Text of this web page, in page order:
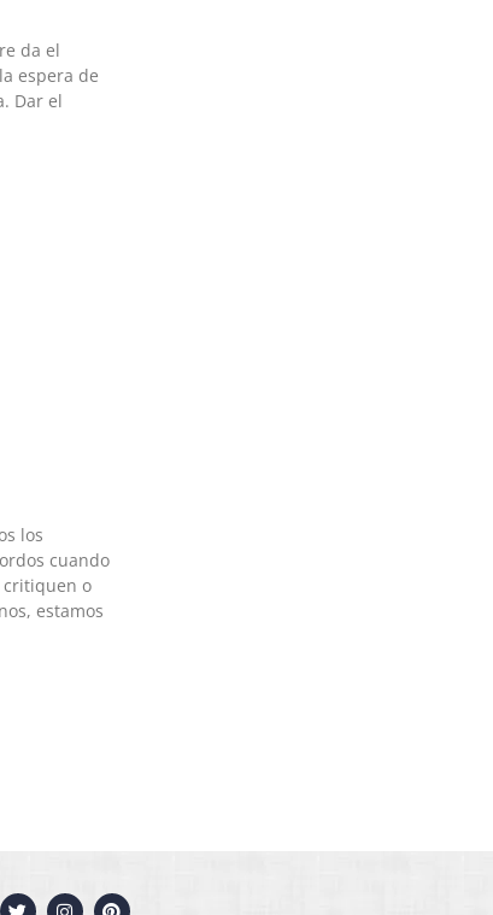
da el
espera de
Dar el
los
cuando
critiquen o
estamos
T I P